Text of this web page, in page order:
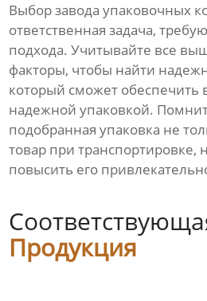
Выборзавода упаковочных
ответственная задача,
подхода. Учитывайте все
факторы, чтобы найти
который сможет обеспечить
надежной упаковкой.
подобранная упаковка не
товар при транспортировке,
повысить его
Продукция